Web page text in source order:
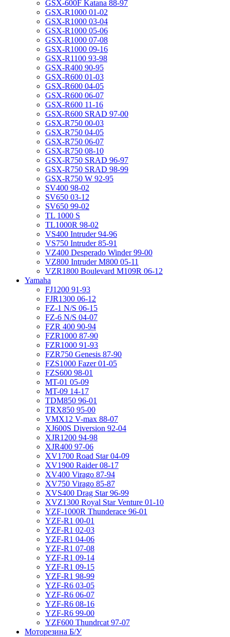
GSX-600F Katana 88-97
GSX-R1000 01-02
GSX-R1000 03-04
GSX-R1000 05-06
GSX-R1000 07-08
GSX-R1000 09-16
GSX-R1100 93-98
GSX-R400 90-95
GSX-R600 01-03
GSX-R600 04-05
GSX-R600 06-07
GSX-R600 11-16
GSX-R600 SRAD 97-00
GSX-R750 00-03
GSX-R750 04-05
GSX-R750 06-07
GSX-R750 08-10
GSX-R750 SRAD 96-97
GSX-R750 SRAD 98-99
GSX-R750 W 92-95
SV400 98-02
SV650 03-12
SV650 99-02
TL 1000 S
TL1000R 98-02
VS400 Intruder 94-96
VS750 Intruder 85-91
VZ400 Desperado Winder 99-00
VZ800 Intruder M800 05-11
VZR1800 Boulevard M109R 06-12
Yamaha
FJ1200 91-93
FJR1300 06-12
FZ-1 N/S 06-15
FZ-6 N/S 04-07
FZR 400 90-94
FZR1000 87-90
FZR1000 91-93
FZR750 Genesis 87-90
FZS1000 Fazer 01-05
FZS600 98-01
MT-01 05-09
MT-09 14-17
TDM850 96-01
TRX850 95-00
VMX12 V-max 88-07
XJ600S Diversion 92-04
XJR1200 94-98
XJR400 97-06
XV1700 Road Star 04-09
XV1900 Raider 08-17
XV400 Virago 87-94
XV750 Virago 85-87
XVS400 Drag Star 96-99
XVZ1300 Royal Star Venture 01-10
YZF-1000R Thunderace 96-01
YZF-R1 00-01
YZF-R1 02-03
YZF-R1 04-06
YZF-R1 07-08
YZF-R1 09-14
YZF-R1 09-15
YZF-R1 98-99
YZF-R6 03-05
YZF-R6 06-07
YZF-R6 08-16
YZF-R6 99-00
YZF600 Thundrcat 97-07
Моторезина Б/У